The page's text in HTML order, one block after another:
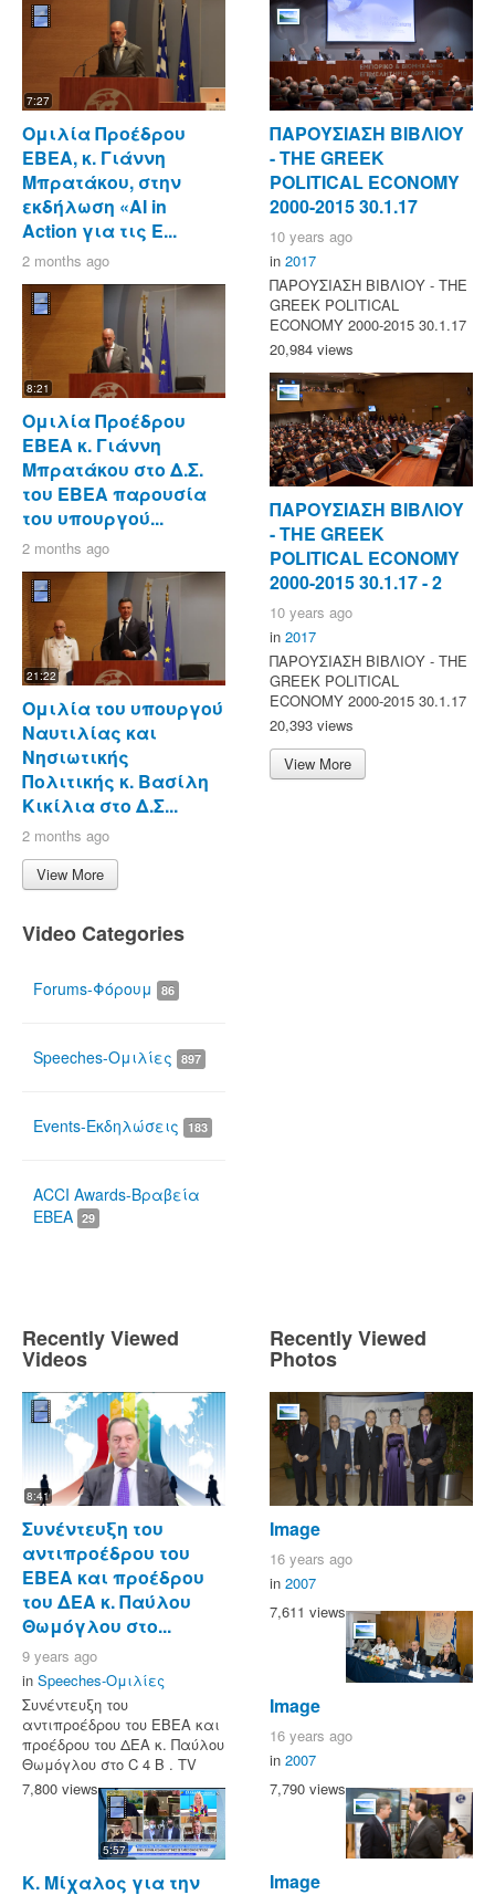
7:27
Ομιλία Προέδρου
ΕΒΕΑ, κ. Γιάννη
Μπρατάκου, στην
εκδήλωση «AI in
Action για τις Ε...
2 months ago
8:21
Ομιλία Προέδρου
ΕΒΕΑ κ. Γιάννη
Μπρατάκου στο Δ.Σ.
του ΕΒΕΑ παρουσία
του υπουργού...
2 months ago
21:22
Ομιλία του υπουργού
Ναυτιλίας και
Νησιωτικής
Πολιτικής κ. Βασίλη
Κικίλια στο Δ.Σ...
2 months ago
View More
Video Categories
Forums-Φόρουμ 86
Speeches-Ομιλίες 897
Events-Εκδηλώσεις 183
ACCI Awards-Βραβεία
ΕΒΕΑ 29
ΠΑΡΟΥΣΙΑΣΗ ΒΙΒΛΙΟΥ
- ΤΗΕ GREEK
POLITICAL ECONOMY
2000-2015 30.1.17
10 years ago
in 2017
ΠΑΡΟΥΣΙΑΣΗ ΒΙΒΛΙΟΥ - ΤΗΕ
GREEK POLITICAL
ECONOMY 2000-2015 30.1.17
20,984 views
ΠΑΡΟΥΣΙΑΣΗ ΒΙΒΛΙΟΥ
- ΤΗΕ GREEK
POLITICAL ECONOMY
2000-2015 30.1.17 - 2
10 years ago
in 2017
ΠΑΡΟΥΣΙΑΣΗ ΒΙΒΛΙΟΥ - ΤΗΕ
GREEK POLITICAL
ECONOMY 2000-2015 30.1.17
20,393 views
View More
Recently Viewed
Videos
8:41
Συνέντευξη του
αντιπροέδρου του
ΕΒΕΑ και προέδρου
του ΔΕΑ κ. Παύλου
Θωμόγλου στο...
9 years ago
in Speeches-Ομιλίες
Συνέντευξη του
αντιπροέδρου του ΕΒΕΑ και
προέδρου του ΔΕΑ κ. Παύλου
Θωμόγλου στο C 4 B . TV
7,800 views
5:57
Κ. Μίχαλος για την
Recently Viewed
Photos
Image
16 years ago
in 2007
7,611 views
Image
16 years ago
in 2007
7,790 views
Image